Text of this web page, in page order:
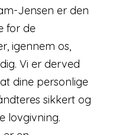
Jensen er den
for de
igennem os,
Vi er derved
dine personlige
sikkert og
lovgivning.